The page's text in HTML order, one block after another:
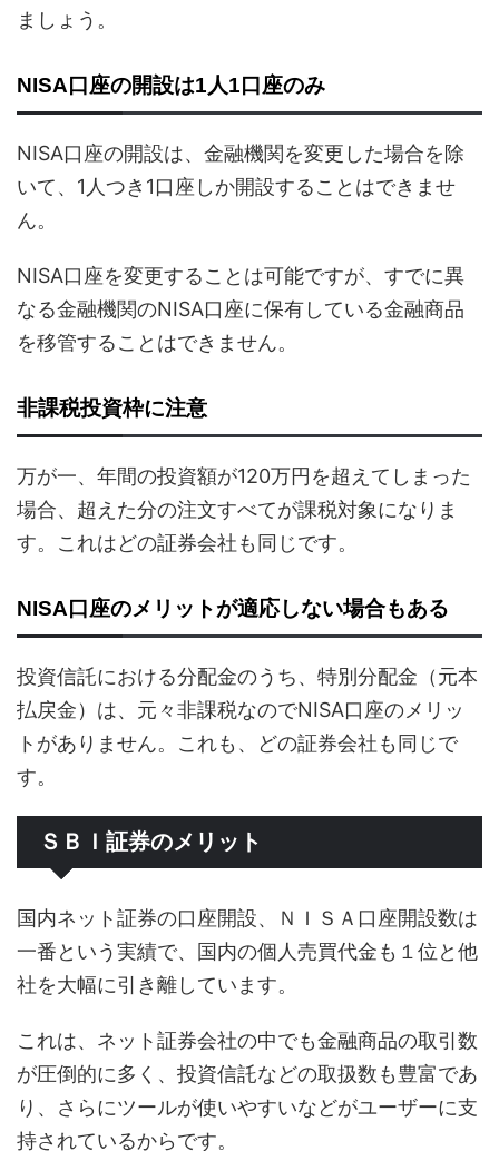
ましょう。
NISA口座の開設は1人1口座のみ
NISA口座の開設は、金融機関を変更した場合を除
いて、1人つき1口座しか開設することはできませ
ん。
NISA口座を変更することは可能ですが、すでに異
なる金融機関のNISA口座に保有している金融商品
を移管することはできません。
非課税投資枠に注意
万が一、年間の投資額が120万円を超えてしまった
場合、超えた分の注文すべてが課税対象になりま
す。これはどの証券会社も同じです。
NISA口座のメリットが適応しない場合もある
投資信託における分配金のうち、特別分配金（元本
払戻金）は、元々非課税なのでNISA口座のメリッ
トがありません。これも、どの証券会社も同じで
す。
ＳＢＩ証券のメリット
国内ネット証券の口座開設、ＮＩＳＡ口座開設数は
一番という実績で、国内の個人売買代金も１位と他
社を大幅に引き離しています。
これは、ネット証券会社の中でも金融商品の取引数
が圧倒的に多く、投資信託などの取扱数も豊富であ
り、さらにツールが使いやすいなどがユーザーに支
持されているからです。